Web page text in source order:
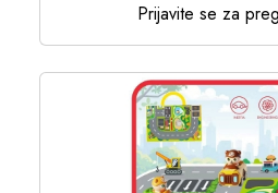
Prijavite se za